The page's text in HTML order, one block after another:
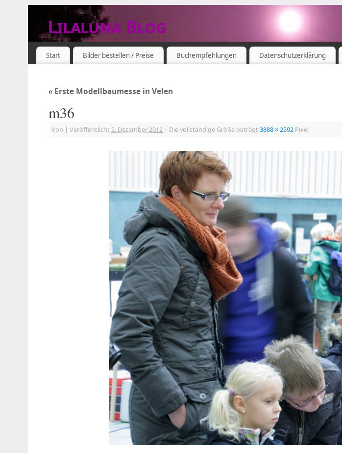
Lilaluna Blog
DAS JETZT IST SCHON VERGANGENHEIT
Start Bilder bestellen / Preise Buchempfehlungen Datenschutzerklärung
« Erste Modellbaumesse in Velen
m36
Von | Veröffentlicht 5. Dezember 2012 | Die vollständige Größe beträgt 3888 × 2592 Pixel